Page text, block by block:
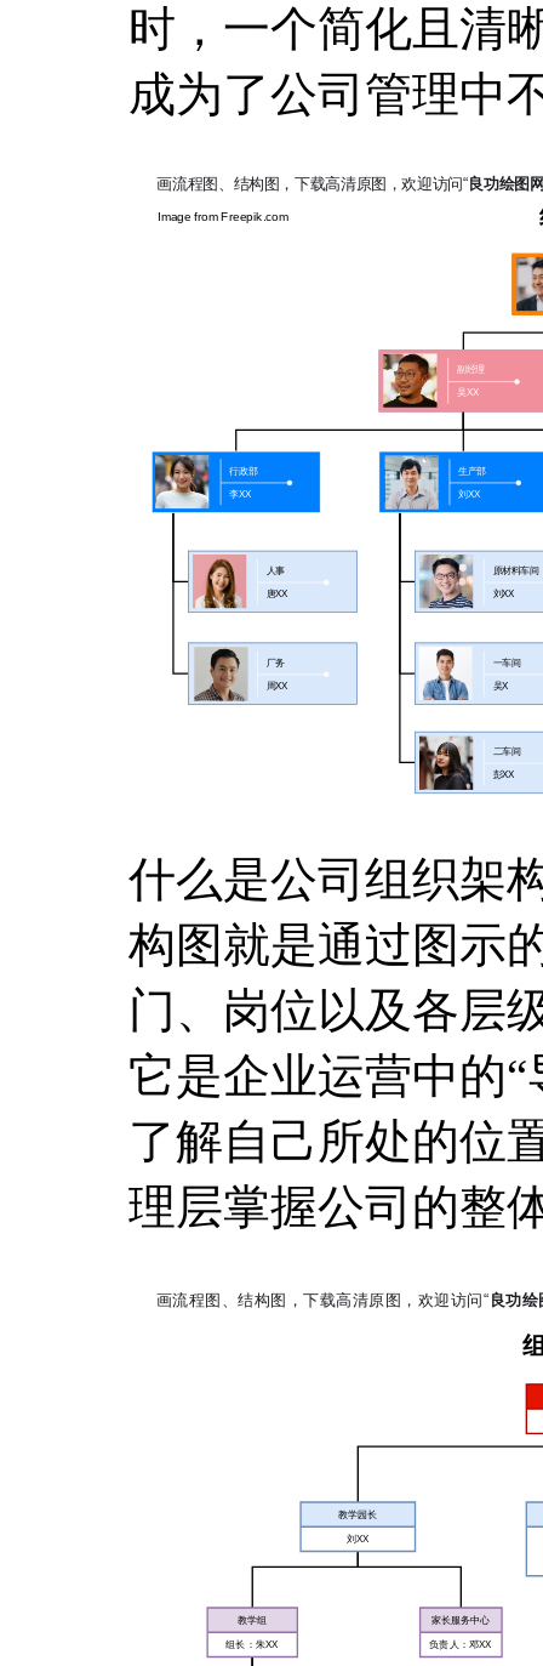
时，一个简化且清
成为了公司管理中
什么是公司组织架
构图就是通过图示
门、岗位以及各层
它是企业运营中的
了解自己所处的位
理层掌握公司的整